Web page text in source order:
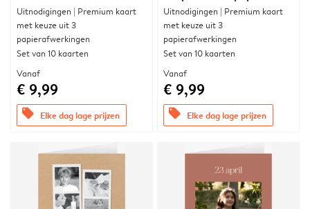
Uitnodigingen | Premium kaart
met keuze uit 3
papierafwerkingen
Set van 10 kaarten
Vanaf
€ 9,99
offers Elke dag lage prijzen
Uitnodigingen | Premium kaart
met keuze uit 3
papierafwerkingen
Set van 10 kaarten
Vanaf
€ 9,99
offers Elke dag lage prijzen